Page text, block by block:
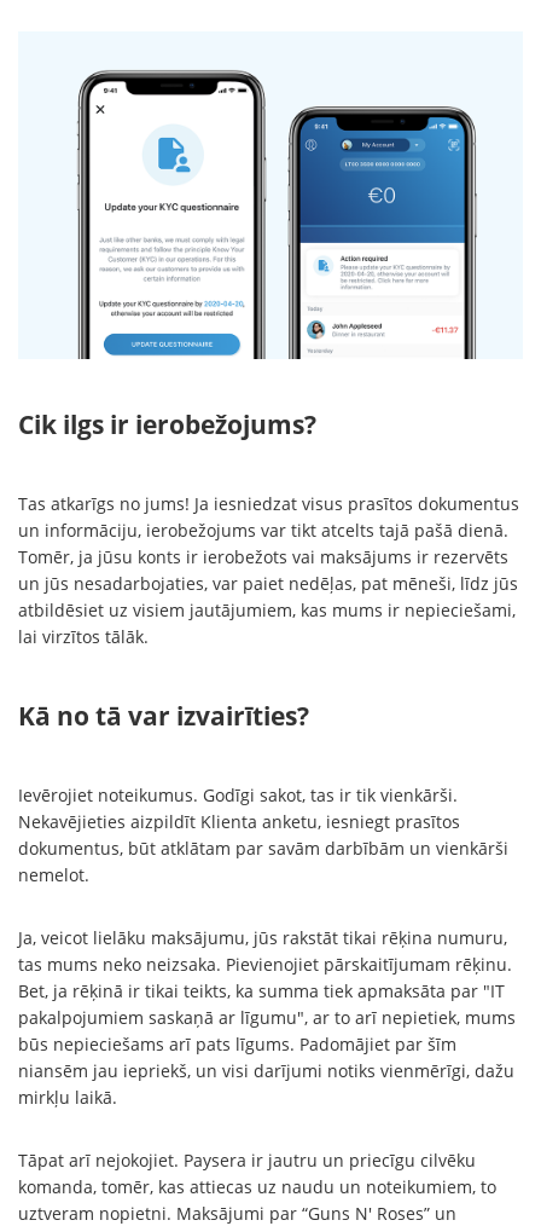
Cik ilgs ir ierobežojums?
Tas atkarīgs no jums! Ja iesniedzat visus prasītos dokumentus
un informāciju, ierobežojums var tikt atcelts tajā pašā dienā.
Tomēr, ja jūsu konts ir ierobežots vai maksājums ir rezervēts
un jūs nesadarbojaties, var paiet nedēļas, pat mēneši, līdz jūs
atbildēsiet uz visiem jautājumiem, kas mums ir nepieciešami,
lai virzītos tālāk.
Kā no tā var izvairīties?
Ievērojiet noteikumus. Godīgi sakot, tas ir tik vienkārši.
Nekavējieties aizpildīt Klienta anketu, iesniegt prasītos
dokumentus, būt atklātam par savām darbībām un vienkārši
nemelot.
Ja, veicot lielāku maksājumu, jūs rakstāt tikai rēķina numuru,
tas mums neko neizsaka. Pievienojiet pārskaitījumam rēķinu.
Bet, ja rēķinā ir tikai teikts, ka summa tiek apmaksāta par "IT
pakalpojumiem saskaņā ar līgumu", ar to arī nepietiek, mums
būs nepieciešams arī pats līgums. Padomājiet par šīm
niansēm jau iepriekš, un visi darījumi notiks vienmērīgi, dažu
mirkļu laikā.
Tāpat arī nejokojiet. Paysera ir jautru un priecīgu cilvēku
komanda, tomēr, kas attiecas uz naudu un noteikumiem, to
uztveram nopietni. Maksājumi par “Guns N' Roses” un